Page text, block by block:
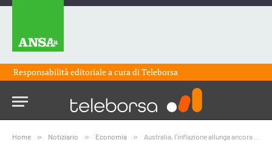
Responsabilità editoriale a cura diTeleborsa
Home » Notiziario » Economia » Australia, l’inflazione allunga ancora e si porta al 3,8% annuo